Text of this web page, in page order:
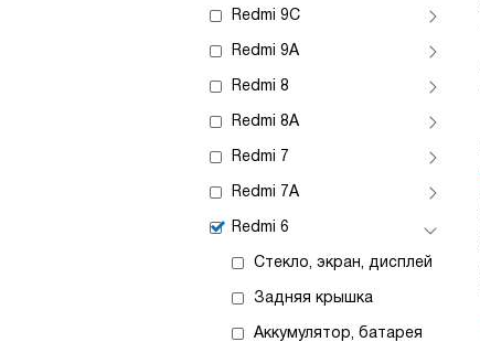
Redmi 9C
Redmi 9A
Redmi 8
Redmi 8A
Redmi 7
Redmi 7A
Redmi 6
Стекло, экран, дисплей
Задняя крышка
Аккумулятор, батарея